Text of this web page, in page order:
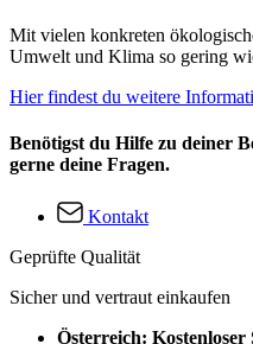
Mit vielen konkreten
Umwelt und Klima so gering
Hier findest du weitere
Benötigst du Hilfe zu deiner
gerne deine Fragen.
Kontakt
Geprüfte Qualität
Sicher und vertraut einkaufen
Österreich: Kostenloser